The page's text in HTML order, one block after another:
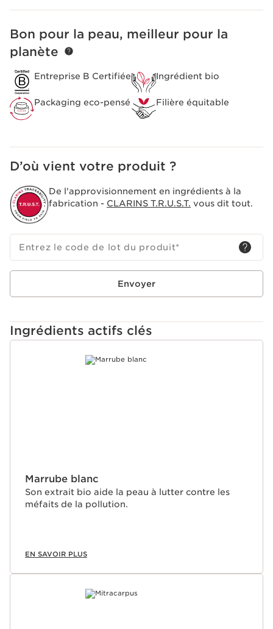
ALLER AU CONTENU
Bon pour la peau, meilleur pour la
planète
Entreprise B Certifiée Ingrédient bio
Packaging eco-pensé Filière équitable
D’où vient votre produit ?
De l'approvisionnement en ingrédients à la
fabrication - CLARINS T.R.U.S.T. vous dit tout.
Entrez le code de lot du produit*
Envoyer
Ingrédients actifs clés
ALLER AU CONTENU
Marrube blanc
Son extrait bio aide la peau à lutter contre les
méfaits de la pollution.
EN SAVOIR PLUS